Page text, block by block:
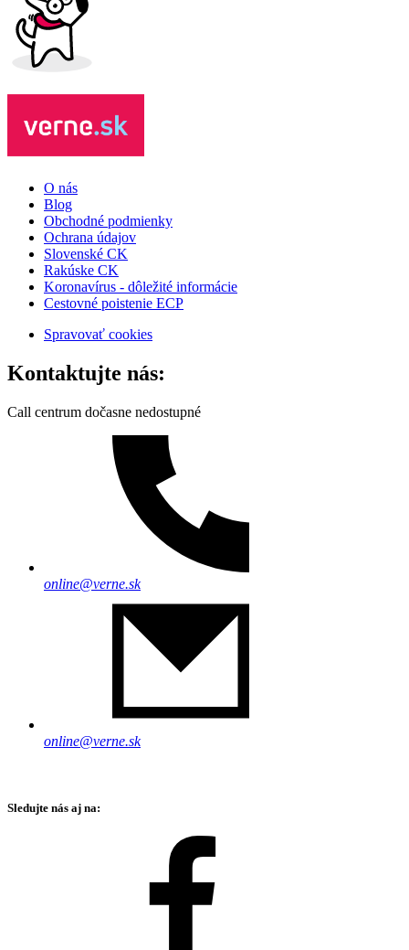
O nás
Blog
Obchodné podmienky
Ochrana údajov
Slovenské CK
Rakúske CK
Koronavírus - dôležité informácie
Cestovné poistenie ECP
Spravovať cookies
Kontaktujte nás:
Call centrum dočasne nedostupné
online@verne.sk
online@verne.sk
Sledujte nás aj na: